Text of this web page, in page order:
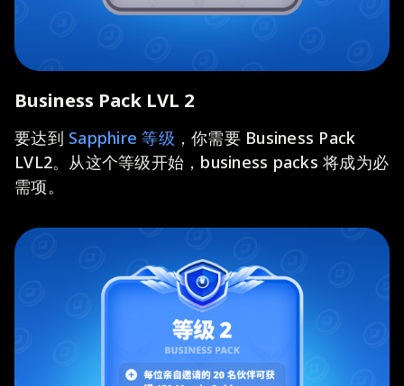
Business Pack LVL 2
要达到 Sapphire 等级 ，你需要 Business Pack
LVL2。从这个等级开始，business packs 将成为必
需项。